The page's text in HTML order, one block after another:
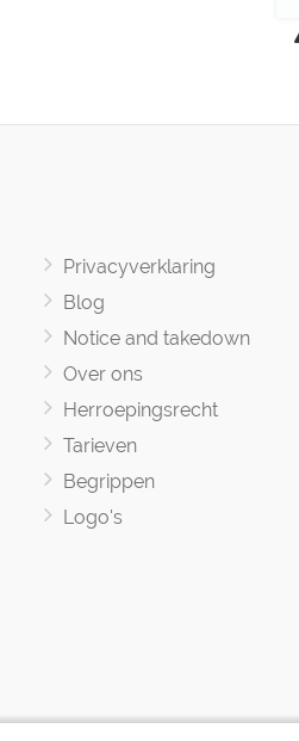
Privacyverklaring
Blog
Notice and takedown
Over ons
Herroepingsrecht
Tarieven
Begrippen
Logo's